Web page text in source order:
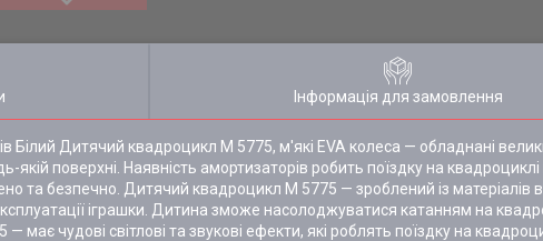
Інформація для замовлення
Білий Дитячий квадроцикл M 5775, м'які EVA колеса — обладнані
якій поверхні. Наявність амортизаторів робить поїздку на
та безпечно. Дитячий квадроцикл M 5775 — зроблений із матеріалів
іграшки. Дитина зможе насолоджуватися катанням на
чудові світлові та звукові ефекти, які роблять поїздку на